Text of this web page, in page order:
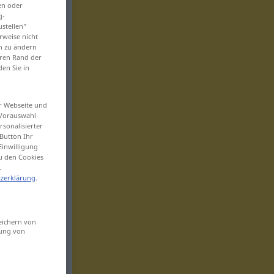
oder
nicht
zu ändern
Rand der
Sie in
und
Ihr
den Cookies
.
von
von